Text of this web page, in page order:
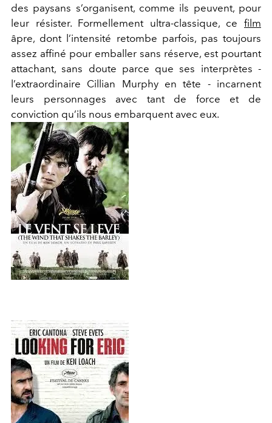
des paysans s’organisent, comme ils peuvent, pour
leur résister. Formellement ultra-classique, ce film
âpre, dont l’intensité retombe parfois, pas toujours
assez affiné pour emballer sans réserve, est pourtant
attachant, sans doute parce que ses interprètes -
l’extraordinaire Cillian Murphy en tête - incarnent
leurs personnages avec tant de force et de
conviction qu’ils nous embarquent avec eux.